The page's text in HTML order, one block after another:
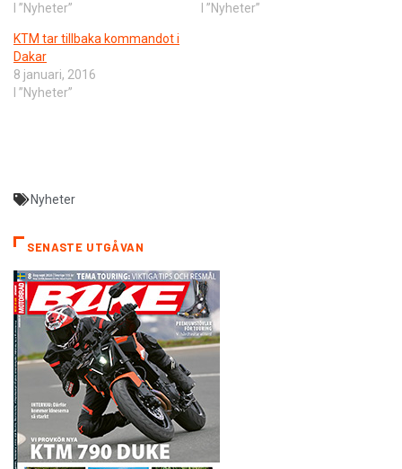
I ”Nyheter”
I ”Nyheter”
KTM tar tillbaka kommandot i
Dakar
8 januari, 2016
I ”Nyheter”
Nyheter
SENASTE UTGÅVAN